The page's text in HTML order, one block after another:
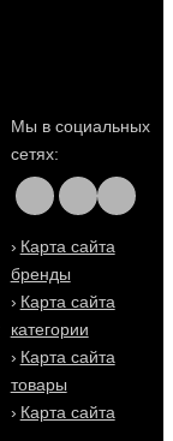
Мы в социальных
сетях:
Карта сайта
бренды
Карта сайта
категории
Карта сайта
товары
Карта сайта